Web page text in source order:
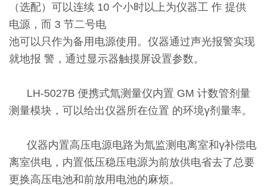
（选配）可以连续 10 个小时以上为仪器工 作 提供
电源，而 3 节二号电
池可以只作为备用电源使用。仪器通过声光报警实现
就地报 警，通过显示器触摸屏设置参数。
LH-5027B 便携式氚测量仪内置 GM 计数管剂量
测量模块，可以给出仪器所在位置 的环境γ剂量率。
仪器内置高压电源电路为氚监测电离室和γ补偿电
离室供电，内置低压稳压电源为前放供电省去了总要
更换高压电池和前放用电池的麻烦。